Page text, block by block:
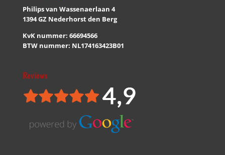
Philips van Wassenaerlaan 4
1394 GZ Nederhorst den Berg
KvK nummer: 66694566
BTW nummer: NL174163423B01
Reviews